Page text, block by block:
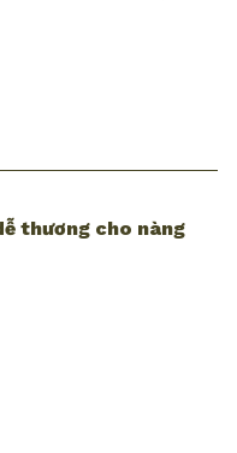
thương cho nàng